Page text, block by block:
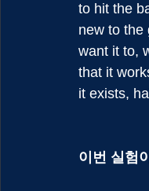
to hit the
new to the
want it to,
that it
it exists,
이번 실험